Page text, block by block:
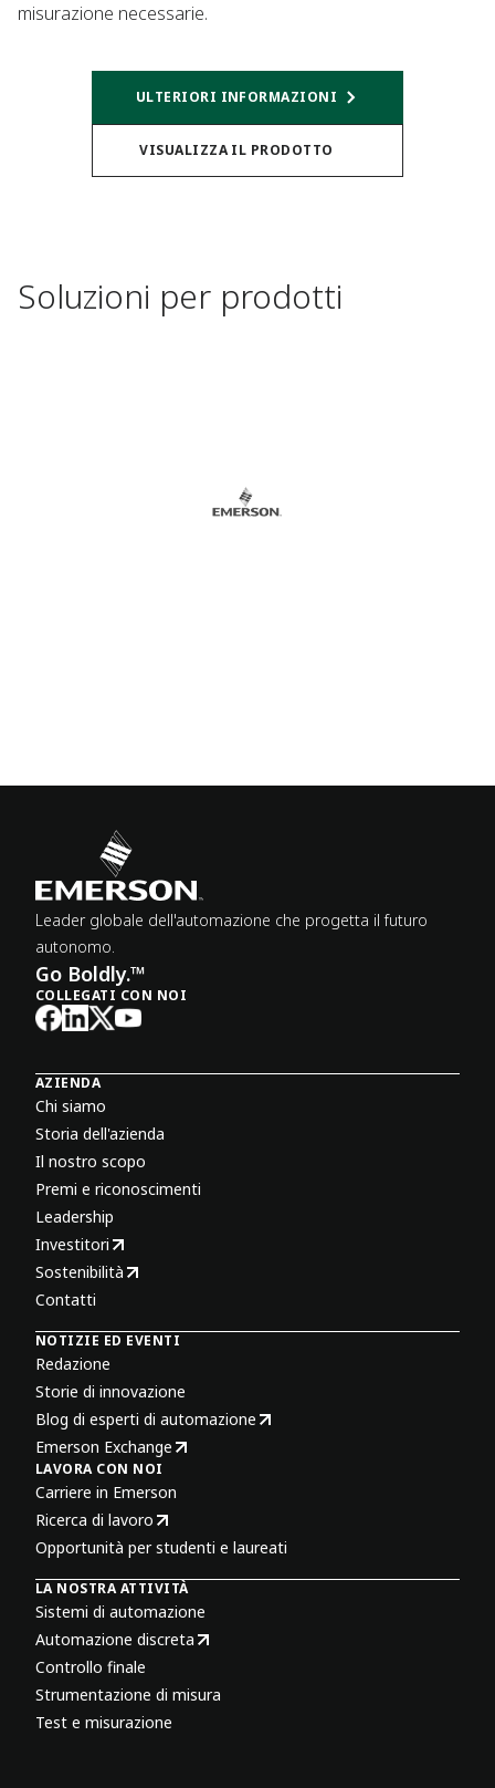
misurazione necessarie.
ULTERIORI INFORMAZIONI
VISUALIZZA IL PRODOTTO
Soluzioni per prodotti
Leader globale dell'automazione che progetta il futuro
autonomo.
Go Boldly.™
COLLEGATI CON NOI
AZIENDA
Chi siamo
Storia dell'azienda
Il nostro scopo
Premi e riconoscimenti
Leadership
Investitori
Sostenibilità
Contatti
NOTIZIE ED EVENTI
Redazione
Storie di innovazione
Blog di esperti di automazione
Emerson Exchange
LAVORA CON NOI
Carriere in Emerson
Ricerca di lavoro
Opportunità per studenti e laureati
LA NOSTRA ATTIVITÀ
Sistemi di automazione
Automazione discreta
Controllo finale
Strumentazione di misura
Test e misurazione